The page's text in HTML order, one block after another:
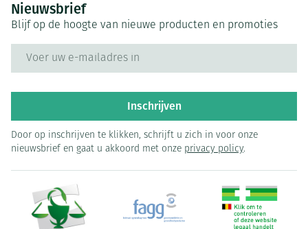
Nieuwsbrief
Blijf op de hoogte van nieuwe producten en promoties
Inschrijven
Door op inschrijven te klikken, schrijft u zich in voor onze
nieuwsbrief en gaat u akkoord met onze privacy policy.